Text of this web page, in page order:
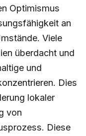
Optimismus
an
Viele
überdacht und
und
Dies
lokaler
von
Diese